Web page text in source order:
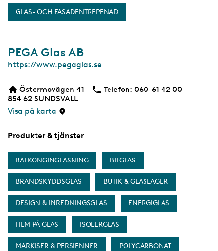
GLAS- OCH FASADENTREPENAD
PEGA Glas AB
W
b
s
i
https://www.pegaglas.se
Östermovägen 41
854 62 SUNDSVALL
Visa på karta
Telefon: Telefon
060-61 42 00
Produkter & tjänster
BALKONGINGLASNING BILGLAS
BRANDSKYDDSGLAS BUTIK & GLASLAGER
DESIGN & INREDNINGSGLAS ENERGIGLAS
FILM PÅ GLAS ISOLERGLAS
MARKISER & PERSIENNER POLYCARBONAT